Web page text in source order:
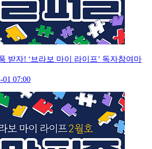
받자! ‘브라보 마이 라이프’ 독자참여마
01 07:00